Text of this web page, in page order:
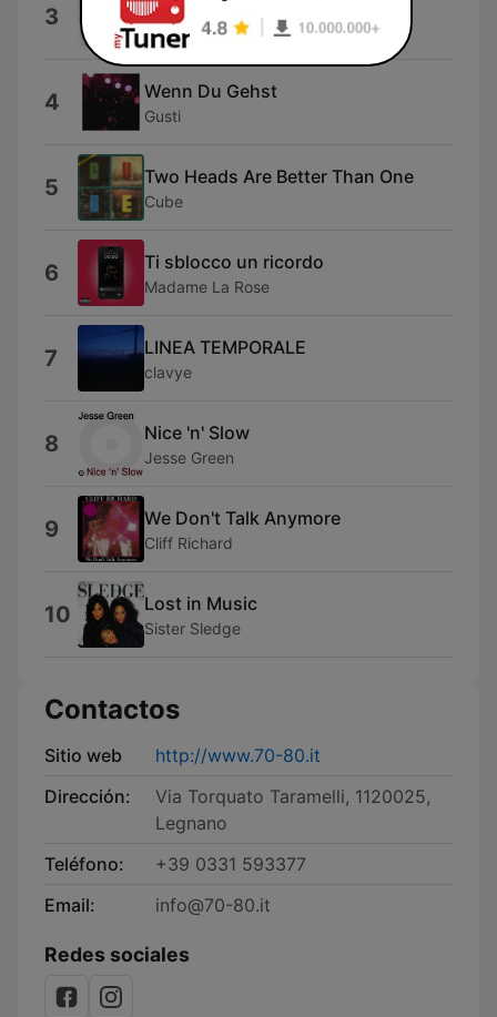
3 Canzoni che ci salvano
Chiaradia
4 Wenn Du Gehst
Gusti
5 Two Heads Are Better Than One
Cube
6 Ti sblocco un ricordo
Madame La Rose
7 LINEA TEMPORALE
clavye
8 Nice 'n' Slow
Jesse Green
9 We Don't Talk Anymore
Cliff Richard
10 Lost in Music
Sister Sledge
Contactos
Sitio web
http://www.70-80.it
Dirección:
Via Torquato Taramelli, 1120025,
Legnano
Teléfono:
+39 0331 593377
Email:
info@70-80.it
Redes sociales